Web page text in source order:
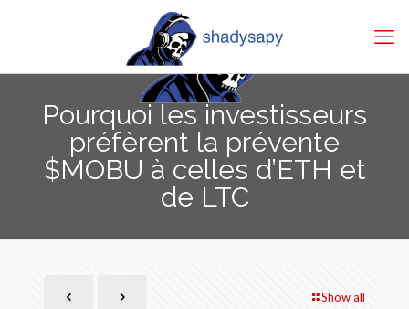
Pourquoi les investisseurs
préfèrent la prévente
$MOBU à celles d’ETH et
de LTC
Show all